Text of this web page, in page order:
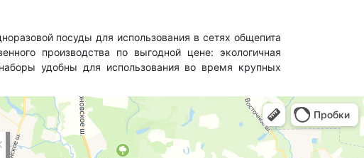
посуды для использования в сетях общепита
производства по выгодной цене: экологичная
удобны для использования во время крупных